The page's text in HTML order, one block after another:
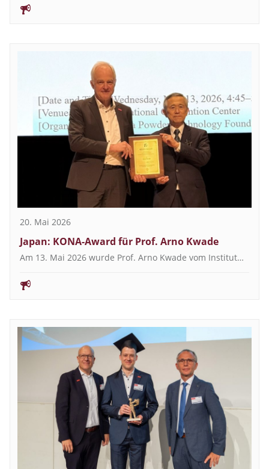
20. Mai 2026
Japan: KONA-Award für Prof. Arno Kwade
Am 13. Mai 2026 wurde Prof. Arno Kwade vom Institut…